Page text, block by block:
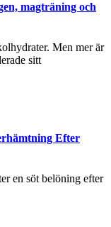
magträning och
Men mer är
sitt
Efter
en söt belöning efter